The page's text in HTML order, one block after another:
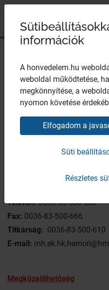
Központi
Magyar Honvédség
Honvédkórház HÉMORI
8380 Hévíz Ady Endre út 31.
Telefon:0036-83-500-600
Fax: 0036-83-500-666
Titkárság: 0036-83-500-610
E-mail:
Megközelíthetőség
Széchenyi 2020
információk
A honvedelem.hu
weboldal működtetése,
megkönnyítése, a
nyomon követése
Elfogadom a
Süti
Részletes